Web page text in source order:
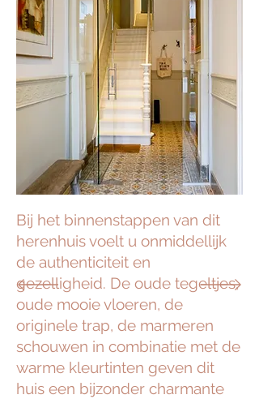
Bij het binnenstappen van dit
herenhuis voelt u onmiddellijk
de authenticiteit en
gezelligheid. De oude tegeltjes,
oude mooie vloeren, de
originele trap, de marmeren
schouwen in combinatie met de
warme kleurtinten geven dit
huis een bijzonder charmante